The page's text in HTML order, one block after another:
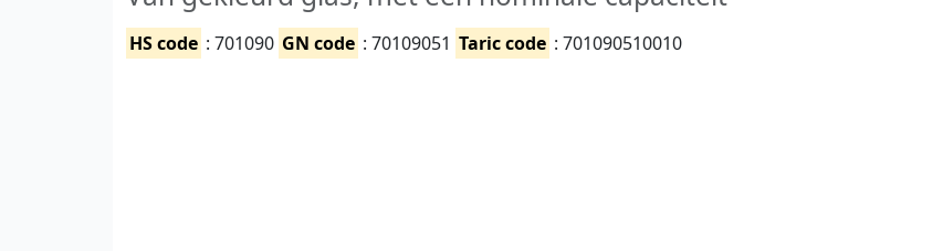
HS code : 701090 GN code : 70109051 Taric code : 701090510010